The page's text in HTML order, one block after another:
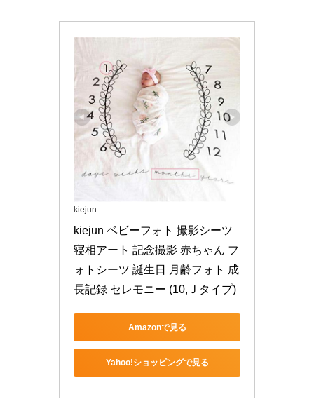
kiejun
kiejun ベビーフォト 撮影シーツ
寝相アート 記念撮影 赤ちゃん フ
ォトシーツ 誕生日 月齢フォト 成
長記録 セレモニー (10,Ｊタイプ)
Amazonで見る
Yahoo!ショッピングで見る